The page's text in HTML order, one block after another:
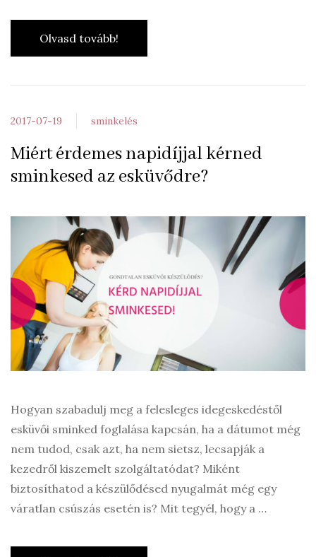
Olvasd tovább!
2017-07-19 sminkelés
Miért érdemes napidíjjal kérned
sminkesed az esküvődre?
Hogyan szabadulj meg a felesleges idegeskedéstől
esküvői sminked foglalása kapcsán, ha a dátumot még
nem tudod, csak azt, ha nem sietsz, lecsapják a
kezedről kiszemelt szolgáltatódat? Miként
biztosíthatod a készülődésed nyugalmát még egy
váratlan csúszás esetén is? Mit tegyél, hogy a …